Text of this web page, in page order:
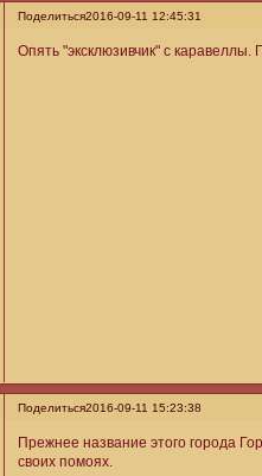
Поделиться2016-09-11 12:45:31
Опять "эксклюзивчик" с каравеллы.
Поделиться2016-09-11 15:23:38
Прежнее название этого города
своих помоях.